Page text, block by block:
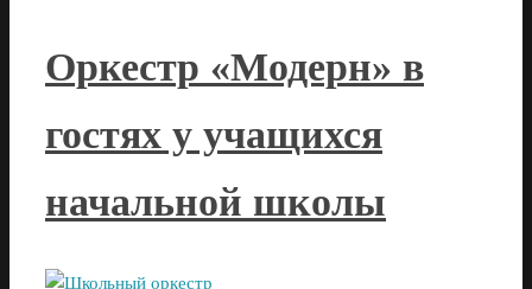
Оркестр «Модерн» в
гостях у учащихся
начальной школы